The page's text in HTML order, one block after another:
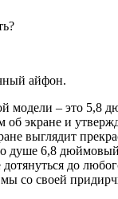
айфон.
модели – это 5,8
об экране и
выглядит
душе 6,8
до
со своей